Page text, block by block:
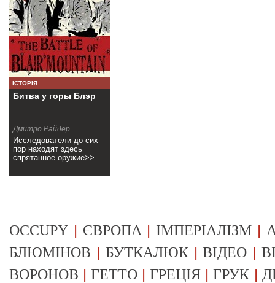
ІСТОРІЯ
Битва у горы Блэр
Дмитро Райдер
Исследователи до сих
пор находят здесь
спрятанное оружие>>
OCCUPY | ЄВРОПА | ІМПЕРІАЛІЗМ |
БЛЮМІНОВ | БУТКАЛЮК|ВІДЕО |
ВОРОНОВ |ГЕТТО |ГРЕЦІЯ |ГРУК |